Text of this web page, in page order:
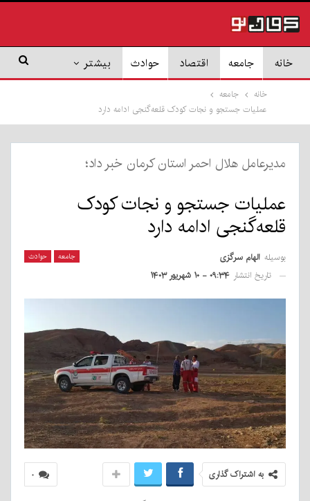
خانه جامعه اقتصاد حوادث بیشتر
خانه
جامعه
عملیات جستجو و نجات کودک قلعه‌گنجی ادامه دارد
مدیرعامل هلال احمر استان کرمان خبر داد؛
عملیات جستجو و نجات کودک
قلعه‌گنجی ادامه دارد
جامعه حوادث بوسیله الهام سرگزی
تاریخ انتشار ۰۹:۳۴ - ۱۰ شهریور ۱۴۰۳
۰ به اشتراک گذاری